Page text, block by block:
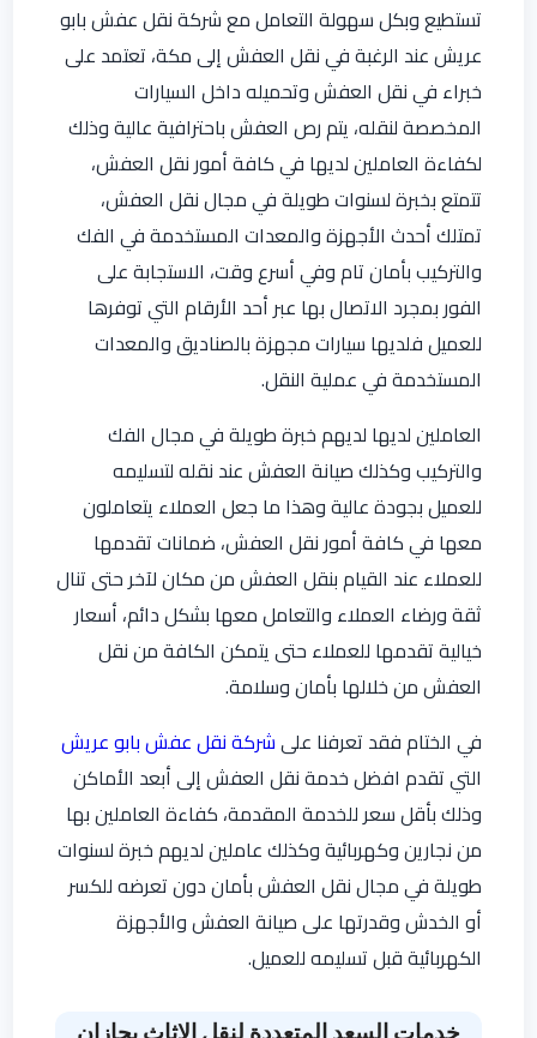
تستطيع وبكل سهولة التعامل مع شركة نقل عفش بابو
عريش عند الرغبة في نقل العفش إلى مكة، تعتمد على
خبراء في نقل العفش وتحميله داخل السيارات
المخصصة لنقله، يتم رص العفش باحترافية عالية وذلك
لكفاءة العاملين لديها في كافة أمور نقل العفش،
تتمتع بخبرة لسنوات طويلة في مجال نقل العفش،
تمتلك أحدث الأجهزة والمعدات المستخدمة في الفك
والتركيب بأمان تام وفي أسرع وقت، الاستجابة على
الفور بمجرد الاتصال بها عبر أحد الأرقام التي توفرها
للعميل فلديها سيارات مجهزة بالصناديق والمعدات
المستخدمة في عملية النقل.
العاملين لديها لديهم خبرة طويلة في مجال الفك
والتركيب وكذلك صيانة العفش عند نقله لتسليمه
للعميل بجودة عالية وهذا ما جعل العملاء يتعاملون
معها في كافة أمور نقل العفش، ضمانات تقدمها
للعملاء عند القيام بنقل العفش من مكان لآخر حتى تنال
ثقة ورضاء العملاء والتعامل معها بشكل دائم، أسعار
خيالية تقدمها للعملاء حتى يتمكن الكافة من نقل
العفش من خلالها بأمان وسلامة.
في الختام فقد تعرفنا علىشركة نقل عفش بابو عريش
التي تقدم افضل خدمة نقل العفش إلى أبعد الأماكن
وذلك بأقل سعر للخدمة المقدمة، كفاءة العاملين بها
من نجارين وكهربائية وكذلك عاملين لديهم خبرة لسنوات
طويلة في مجال نقل العفش بأمان دون تعرضه للكسر
أو الخدش وقدرتها على صيانة العفش والأجهزة
الكهربائية قبل تسليمه للعميل.